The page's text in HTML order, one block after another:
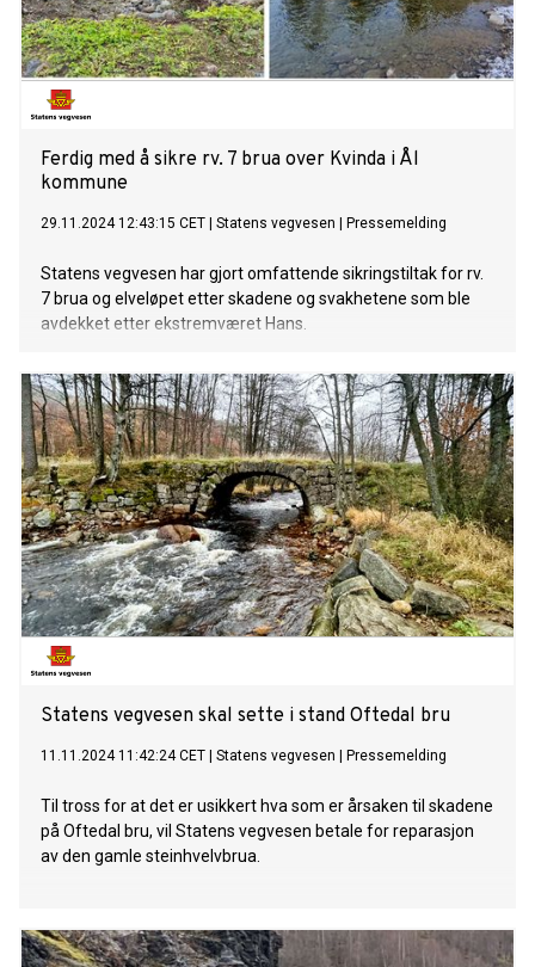
Ferdig med å sikre rv. 7 brua over Kvinda i Ål
kommune
29.11.2024 12:43:15 CET Statens vegvesen Pressemelding
Statens vegvesen har gjort omfattende sikringstiltak for rv.
7 brua og elveløpet etter skadene og svakhetene som ble
avdekket etter ekstremværet Hans.
Statens vegvesen skal sette i stand Oftedal bru
11.11.2024 11:42:24 CET Statens vegvesen Pressemelding
Til tross for at det er usikkert hva som er årsaken til skadene
på Oftedal bru, vil Statens vegvesen betale for reparasjon
av den gamle steinhvelvbrua.